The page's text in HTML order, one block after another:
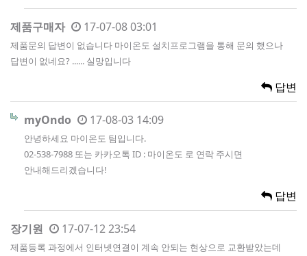
제품구매자 17-07-08 03:01
제품문의 답변이 없습니다 마이온도 설치프로그램을 통해 문의 했으나
답변이 없네요? ...... 실망입니다
답변
myOndo 17-08-03 14:09
안녕하세요 마이온도 팀입니다.
02-538-7988 또는 카카오톡 ID : 마이온도 로 연락 주시면
안내해드리겠습니다!
답변
장기원 17-07-12 23:54
제품등록 과정에서 인터넷연결이 계속 안되는 현상으로 교환받았는데